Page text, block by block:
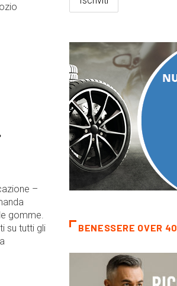
–
gomme.
su tutti gli
BENESSERE OVER 40